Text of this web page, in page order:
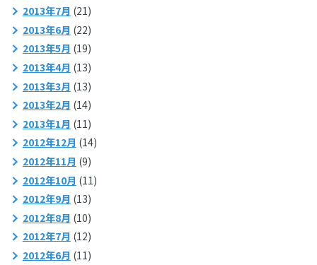
2013年7月 (21)
2013年6月 (22)
2013年5月 (19)
2013年4月 (13)
2013年3月 (13)
2013年2月 (14)
2013年1月 (11)
2012年12月 (14)
2012年11月 (9)
2012年10月 (11)
2012年9月 (13)
2012年8月 (10)
2012年7月 (12)
2012年6月 (11)